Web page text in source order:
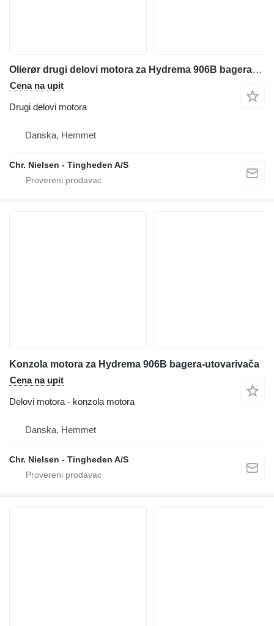
Olierør drugi delovi motora za Hydrema 906B bagera-utovarivača
Cena na upit
Drugi delovi motora
Danska, Hemmet
Chr. Nielsen - Tingheden A/S
Konzola motora za Hydrema 906B bagera-utovarivača
Cena na upit
Delovi motora - konzola motora
Danska, Hemmet
Chr. Nielsen - Tingheden A/S